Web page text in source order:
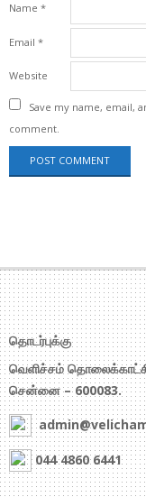
Name *
Email *
Website
Save my name, email,
comment.
தொடர்புக்கு
வெளிச்சம்
சென்னை – 600083.
044 4860 6441